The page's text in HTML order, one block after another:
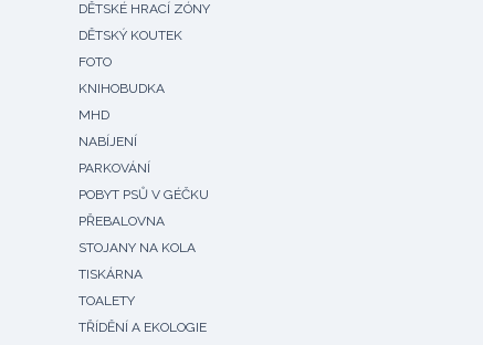
DĚTSKÉ HRACÍ ZÓNY
DĚTSKÝ KOUTEK
FOTO
KNIHOBUDKA
MHD
NABÍJENÍ
PARKOVÁNÍ
POBYT PSŮ V GÉČKU
PŘEBALOVNA
STOJANY NA KOLA
TISKÁRNA
TOALETY
TŘÍDĚNÍ A EKOLOGIE